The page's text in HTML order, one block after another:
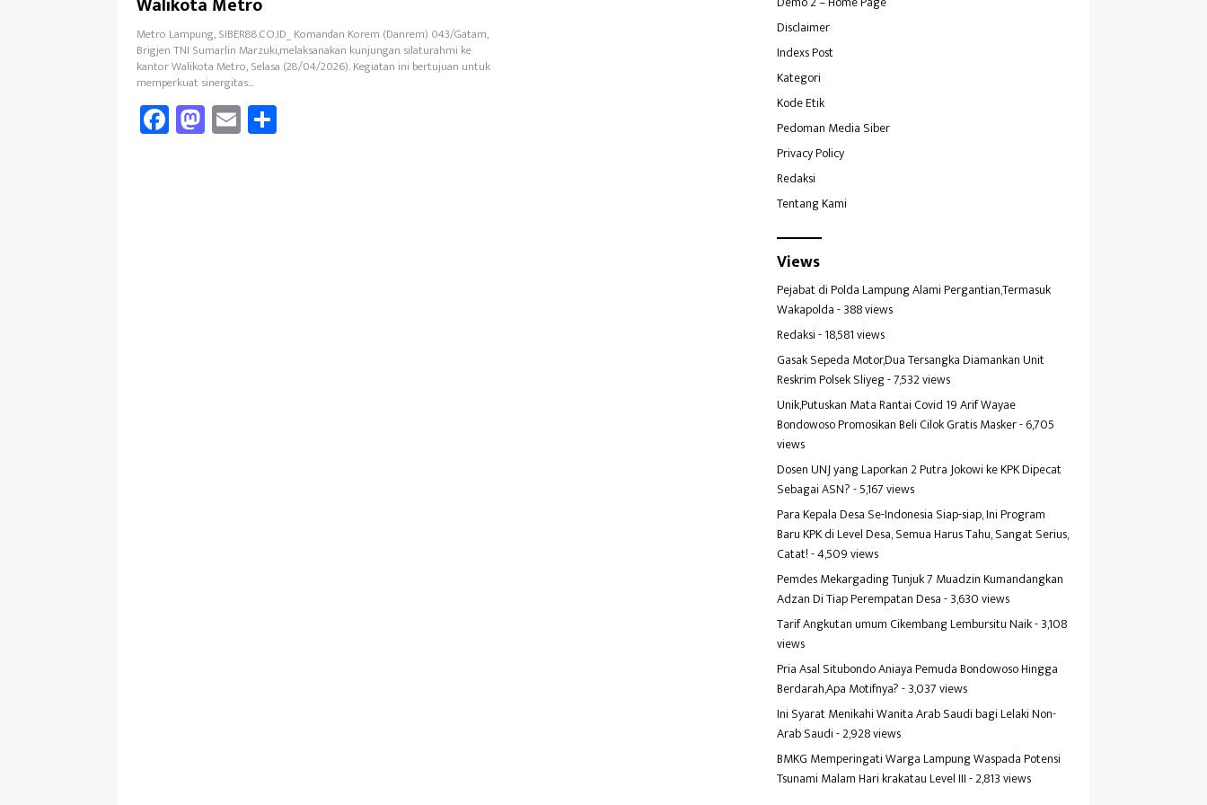
Metro Lampung, SIBER88.CO.ID_ Komandan Korem (Danrem) 043/Gatam,
Brigjen TNI Sumarlin Marzuki,melaksanakan kunjungan silaturahmi ke
kantor Walikota Metro, Selasa (28/04/2026). Kegiatan ini bertujuan untuk
memperkuat sinergitas…
Fa
ce
M
as
E
m
Disclaimer
Indexs Post
Kategori
Kode Etik
Pedoman Media Siber
Privacy Policy
Redaksi
Tentang Kami
Views
Pejabat di Polda Lampung Alami Pergantian,Termasuk
Wakapolda- 388 views
Redaksi- 18,581 views
Gasak Sepeda Motor,Dua Tersangka Diamankan Unit
Reskrim Polsek Sliyeg- 7,532 views
Unik,Putuskan Mata Rantai Covid 19 Arif Wayae
Bondowoso Promosikan Beli Cilok Gratis Masker- 6,705
views
Dosen UNJ yang Laporkan 2 Putra Jokowi ke KPK Dipecat
Sebagai ASN?- 5,167 views
Para Kepala Desa Se-Indonesia Siap-siap, Ini Program
Baru KPK di Level Desa, Semua Harus Tahu, Sangat Serius,
Catat!- 4,509 views
Pemdes Mekargading Tunjuk 7 Muadzin Kumandangkan
Adzan Di Tiap Perempatan Desa- 3,630 views
Tarif Angkutan umum Cikembang Lembursitu Naik- 3,108
views
Pria Asal Situbondo Aniaya Pemuda Bondowoso Hingga
Berdarah,Apa Motifnya?- 3,037 views
Ini Syarat Menikahi Wanita Arab Saudi bagi Lelaki Non-
Arab Saudi- 2,928 views
BMKG Memperingati Warga Lampung Waspada Potensi
Tsunami Malam Hari krakatau Level III- 2,813 views